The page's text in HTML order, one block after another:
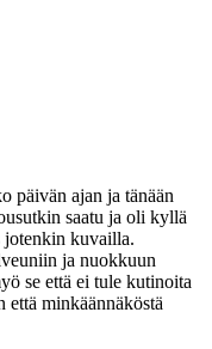
päivän ajan ja tänään
saatu ja oli kyllä
jotenkin kuvailla.
ja nuokkuun
se että ei tule kutinoita
että minkäännäköstä